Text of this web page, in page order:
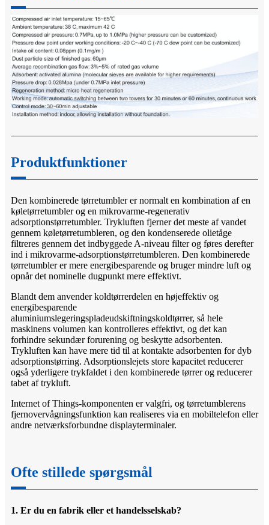
Produktfunktioner
Den kombinerede tørretumbler er normalt en kombination af en
køletørretumbler og en mikrovarme-regenerativ
adsorptionstørretumbler. Trykluften fjerner det meste af vandet
gennem køletørretumbleren, og den kondenserede olietåge
filtreres gennem det indbyggede A-niveau filter og føres derefter
ind i mikrovarme-adsorptionstørretumbleren. Den kombinerede
tørretumbler er mere energibesparende og bruger mindre luft og
opnår det nominelle dugpunkt mere effektivt.
Blandt dem anvender koldtørrerdelen en højeffektiv og
energibesparende
aluminiumslegeringspladeudskiftningskoldtørrer, så hele
maskinens volumen kan kontrolleres effektivt, og det kan
forhindre sekundær forurening og beskytte adsorbenten.
Trykluften kan have mere tid til at kontakte adsorbenten for dyb
adsorptionstørring. Adsorptionslejets store kapacitet reducerer
også yderligere trykfaldet i den kombinerede tørrer og reducerer
tabet af trykluft.
Internet of Things-komponenten er valgfri, og tørretumblerens
fjernovervågningsfunktion kan realiseres via en mobiltelefon eller
andre netværksforbundne displayterminaler.
Ofte stillede spørgsmål
1. Er du en fabrik eller et handelsselskab?